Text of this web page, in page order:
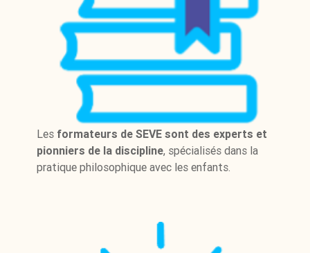
Les formateurs de SEVE sont des experts et
pionniers de la discipline, spécialisés dans la
pratique philosophique avec les enfants.